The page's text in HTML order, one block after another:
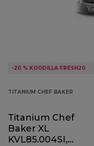
-20 % KOODILLA FRESH20
TITANIUM CHEF BAKER
Titanium Chef
Baker XL
KVL85.004SI,